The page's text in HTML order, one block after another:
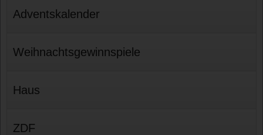
Adventskalender
Weihnachtsgewinnspiele
Haus
ZDF